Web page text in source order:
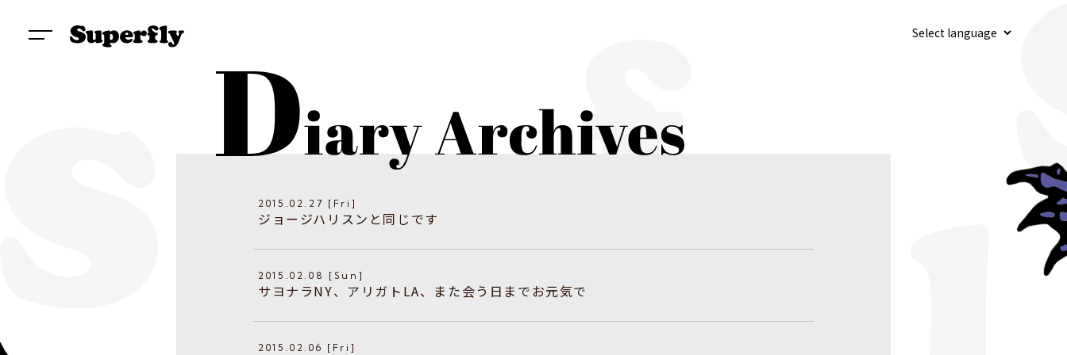
2015.02.27 [Fri]
ジョージハリスンと同じです
2015.02.08 [Sun]
サヨナラNY、アリガトLA、また会う日までお元気で
2015.02.06 [Fri]